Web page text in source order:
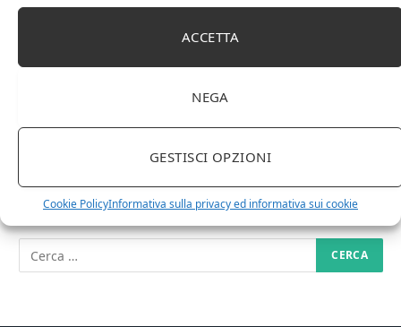
ACCETTA
NEGA
GESTISCI OPZIONI
Cookie PolicyInformativa sulla privacy ed informativa sui cookie
irlandesi
RICERCA NEL SITO